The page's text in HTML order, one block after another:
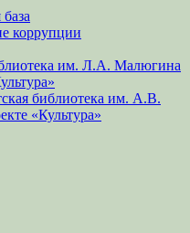
коррупции
им. Л.А. Малюгина
библиотека им. А.В.
«Культура»